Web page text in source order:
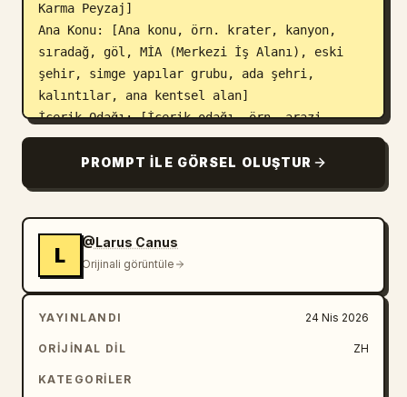
Karma Peyzaj]
Ana Konu: [Ana konu, örn. krater, kanyon,
sıradağ, göl, MİA (Merkezi İş Alanı), eski
şehir, simge yapılar grubu, ada şehri,
kalıntılar, ana kentsel alan]
İçerik Odağı: [İçerik odağı, örn. arazi
yükseltisi / kentsel simge yapılar / yol ağı
/ hidroloji / doğa-şehir ilişkisi / ortam
model stili, mimari proje stili, müze arşiv
stili, şehir planlama stili
Ana Renk: [Ana renk, örn. kırık beyaz, açık
gri, parşömen beyazı, kum rengi, kar beyazı]
İkincil Renk: [İkincil renk, örn. toprak
kahvesi, kaya grisi, soğuk gri, açık mavi,
Vurgu Rengi: [Vurgu rengi, örn. ince siyah
PROMPT ILE GÖRSEL OLUŞTUR
L
@Larus Canus
Orijinali görüntüle
YAYINLANDI 24 Nis 2026
ORIJINAL DIL ZH
KATEGORILER